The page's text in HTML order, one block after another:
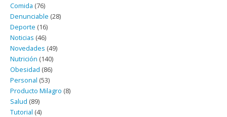
Comida (76)
Denunciable (28)
Deporte (16)
Noticias (46)
Novedades (49)
Nutrición (140)
Obesidad (86)
Personal (53)
Producto Milagro (8)
Salud (89)
Tutorial (4)